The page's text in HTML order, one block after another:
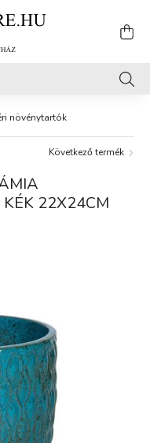
növénytartók
Következő termék
NÖVÉNYTARTÓ TRÓPUSI KÉK 22X24CM